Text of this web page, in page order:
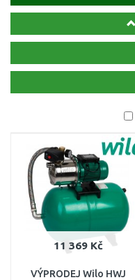
11 369 Kč
VÝPRODEJ Wilo HWJ